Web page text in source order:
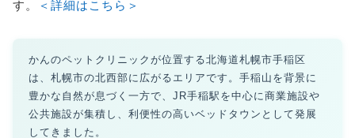
す。
＜詳細はこちら＞
かんのペットクリニックが位置する北海道札幌市手稲区
は、札幌市の北西部に広がるエリアです。手稲山を背景に
豊かな自然が息づく一方で、JR手稲駅を中心に商業施設や
公共施設が集積し、利便性の高いベッドタウンとして発展
してきました。